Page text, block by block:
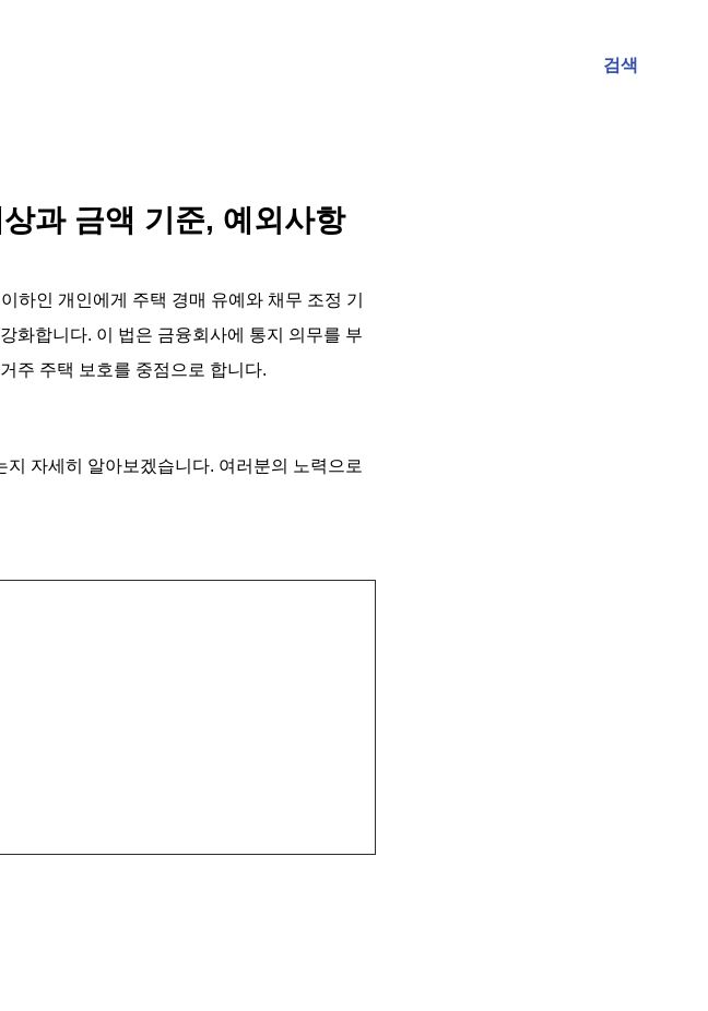
검색
과 금액 기준, 예외사항
하인 개인에게 주택 경매 유예와 채무 조정 기
화합니다. 이 법은 금융회사에 통지 의무를 부
주 주택 보호를 중점으로 합니다.
자세히 알아보겠습니다. 여러분의 노력으로